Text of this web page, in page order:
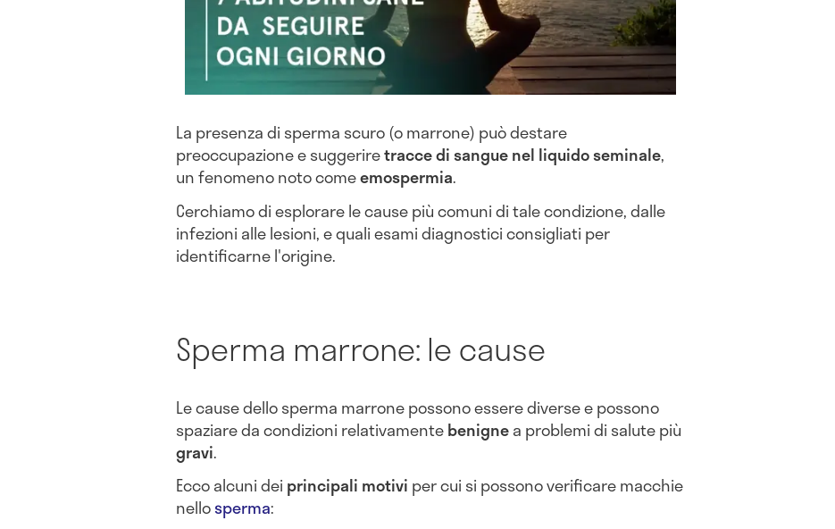
La presenza di sperma scuro (o marrone) può destare
preoccupazione e suggeriretracce di sangue nel liquido seminale,
un fenomeno noto comeemospermia.
Cerchiamo di esplorare le cause più comuni di tale condizione, dalle
infezioni alle lesioni, e quali esami diagnostici consigliati per
identificarne l'origine.
Sperma marrone: le cause
Le cause dello sperma marrone possono essere diverse e possono
spaziare da condizioni relativamentebenignea problemi di salute più
gravi.
Ecco alcuni dei principali motivi per cui si possono verificare macchie
nellosperma: